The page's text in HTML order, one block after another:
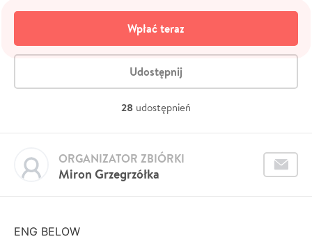
Wpłać teraz
Udostępnij
28 udostępnień
Miron Grzegrzółka
ORGANIZATOR ZBIÓRKI
ENG BELOW